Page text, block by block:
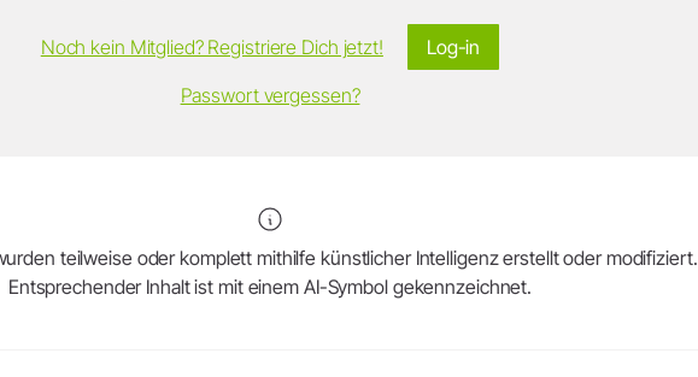
Log-in
Noch kein Mitglied? Registriere Dich jetzt!
Passwort vergessen?
teilweise oder komplett mithilfe künstlicher Intelligenz erstellt oder modifiziert.
Entsprechender Inhalt ist mit einem AI-Symbol gekennzeichnet.